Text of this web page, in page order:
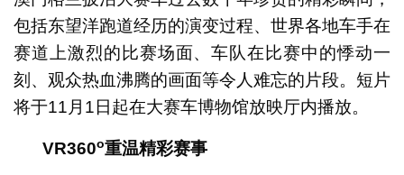
包括东望洋跑道经历的演变过程、世界各地车手在
赛道上激烈的比赛场面、车队在比赛中的悸动一
刻、观众热血沸腾的画面等令人难忘的片段。短片
将于11月1日起在大赛车博物馆放映厅内播放。
VR360o重温精彩赛事